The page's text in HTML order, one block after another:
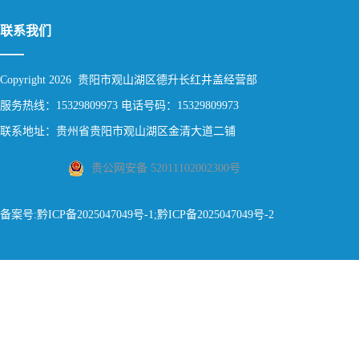
联系我们
Copyright 2026 贵阳市观山湖区德升长红井盖经营部
服务热线：15329809973 电话号码：15329809973
联系地址：贵州省贵阳市观山湖区金清大道二铺
贵公网安备 52011102002300号
备案号:黔ICP备2025047049号-1;黔ICP备2025047049号-2